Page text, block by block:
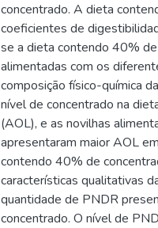
concentrado. A dieta
coeficientes de
se a dieta contendo 40%
alimentadas com os
composição físico-química
nível de concentrado na
(AOL), e as novilhas
apresentaram maior AOL
contendo 40% de
características qualitativas
quantidade de PNDR
concentrado. O nível de